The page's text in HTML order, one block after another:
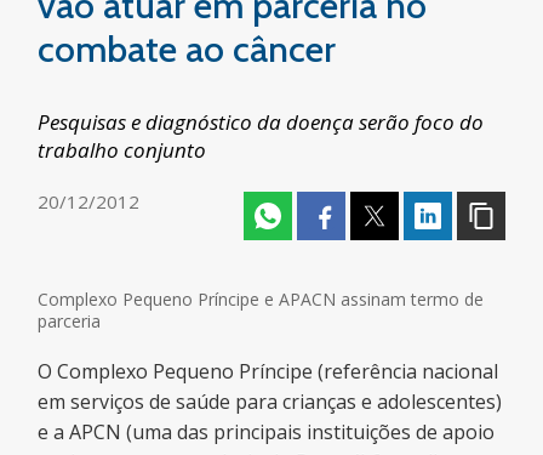
combate ao câncer
Pesquisas e diagnóstico da doença serão foco do
trabalho conjunto
20/12/2012
Complexo Pequeno Príncipe e APACN assinam termo de
parceria
O Complexo Pequeno Príncipe (referência nacional
em serviços de saúde para crianças e adolescentes)
e a APCN (uma das principais instituições de apoio